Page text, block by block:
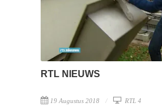
RTL NIEUWS
19 Augustus 2018 RTL 4